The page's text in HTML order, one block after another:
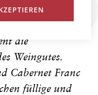
über 21 Hektar
ist mit einem
die
Weingutes.
Cabernet Franc
füllige und